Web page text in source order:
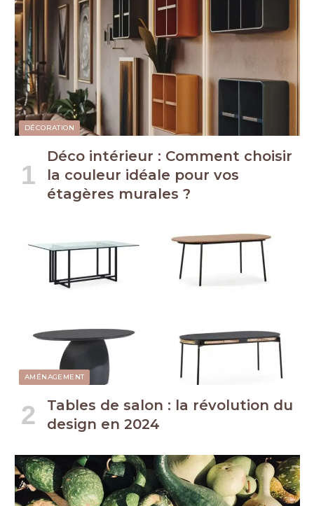
DÉCORATION
Déco intérieur : Comment choisir
la couleur idéale pour vos
étagères murales ?
AMÉNAGEMENT
Tables de salon : la révolution du
design en 2024